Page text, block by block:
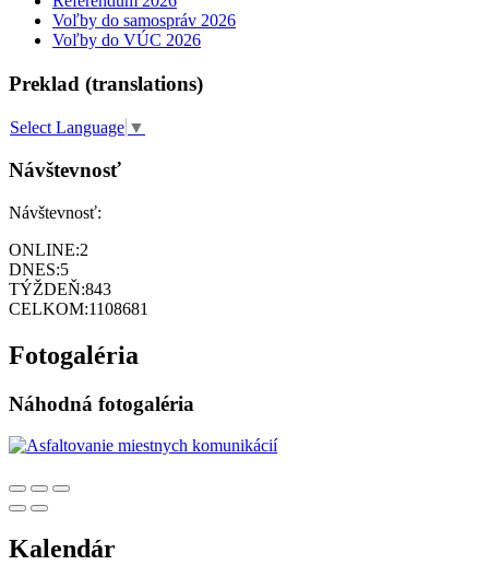
Voľby do samospráv 2026
Voľby do VÚC 2026
Preklad (translations)
Select Language ▼
Návštevnosť
Návštevnosť:
ONLINE:2
DNES:5
TÝŽDEŇ:843
CELKOM:1108681
Fotogaléria
Náhodná fotogaléria
Kalendár